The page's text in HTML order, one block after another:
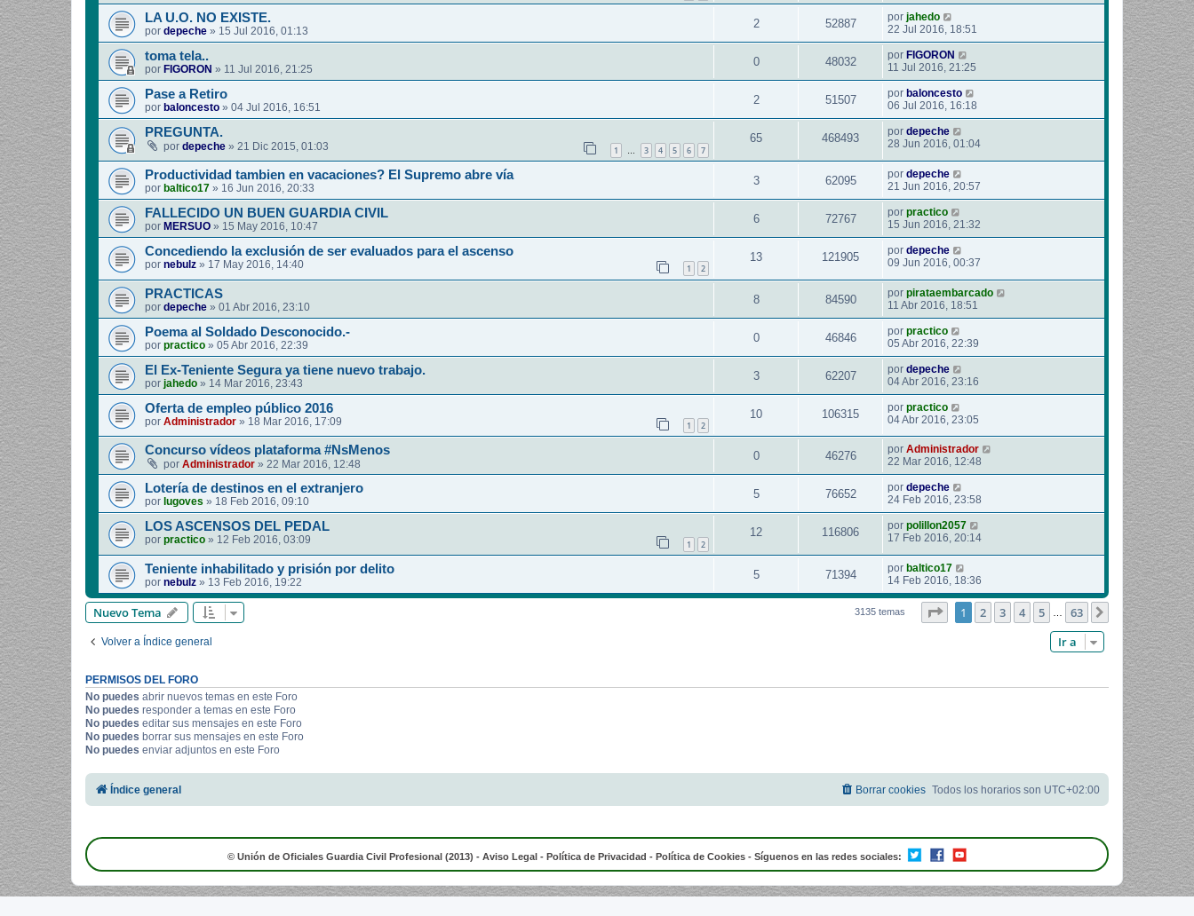
LA U.O. NO EXISTE.
por depeche » 15 Jul 2016, 01:13
2 52887 por jahedo
22 Jul 2016, 18:51
toma tela..
por FIGORON » 11 Jul 2016, 21:25
0 48032 por FIGORON
11 Jul 2016, 21:25
Pase a Retiro
por baloncesto » 04 Jul 2016, 16:51
2 51507 por baloncesto
06 Jul 2016, 16:18
PREGUNTA.
por depeche » 21 Dic 2015, 01:03 1 3 4 5 6 7
65 468493 por depeche
28 Jun 2016, 01:04
Productividad tambien en vacaciones? El Supremo abre vía
por baltico17 » 16 Jun 2016, 20:33
3 62095 por depeche
21 Jun 2016, 20:57
FALLECIDO UN BUEN GUARDIA CIVIL
por MERSUO » 15 May 2016, 10:47
6 72767 por practico
15 Jun 2016, 21:32
Concediendo la exclusión de ser evaluados para el ascenso
por nebulz » 17 May 2016, 14:40 1 2
13 121905 por depeche
09 Jun 2016, 00:37
PRACTICAS
por depeche » 01 Abr 2016, 23:10
8 84590 por pirataembarcado
11 Abr 2016, 18:51
Poema al Soldado Desconocido.-
por practico » 05 Abr 2016, 22:39
0 46846 por practico
05 Abr 2016, 22:39
El Ex-Teniente Segura ya tiene nuevo trabajo.
por jahedo » 14 Mar 2016, 23:43
3 62207 por depeche
04 Abr 2016, 23:16
Oferta de empleo público 2016
por Administrador » 18 Mar 2016, 17:09 1 2
10 106315 por practico
04 Abr 2016, 23:05
Concurso vídeos plataforma #NsMenos
por Administrador » 22 Mar 2016, 12:48
0 46276 por Administrador
22 Mar 2016, 12:48
Lotería de destinos en el extranjero
por lugoves » 18 Feb 2016, 09:10
5 76652 por depeche
24 Feb 2016, 23:58
LOS ASCENSOS DEL PEDAL
por practico » 12 Feb 2016, 03:09 1 2
12 116806 por polillon2057
17 Feb 2016, 20:14
Teniente inhabilitado y prisión por delito
por nebulz » 13 Feb 2016, 19:22
5 71394 por baltico17
14 Feb 2016, 18:36
Nuevo Tema 3135 temas Página1 de 63
1 2 3 4 5 63 Siguiente
Volver a Índice general Ir a
PERMISOS DEL FORO
No puedes abrir nuevos temas en este Foro
No puedes responder a temas en este Foro
No puedes editar sus mensajes en este Foro
No puedes borrar sus mensajes en este Foro
No puedes enviar adjuntos en este Foro
Índice general Todos los horarios son UTC+02:00
Borrar cookies
© Unión de Oficiales Guardia Civil Profesional (2013) - Aviso Legal - Política de Privacidad - Política de Cookies - Síguenos en las redes sociales: